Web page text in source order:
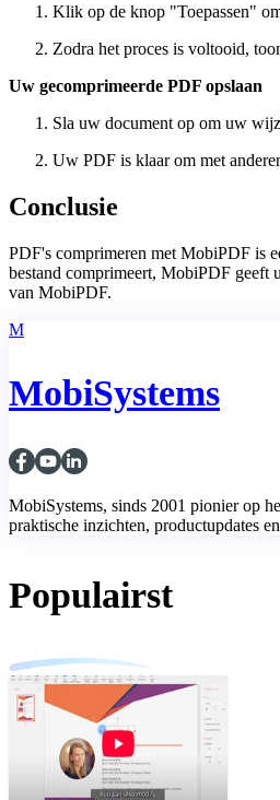
Klik op de knop "Toepassen"
Zodra het proces is voltooid,
Uw gecomprimeerde PDF opslaan
Sla uw document op om uw
Uw PDF is klaar om met
Conclusie
PDF's comprimeren met MobiPDF is
bestand comprimeert, MobiPDF geeft
van MobiPDF.
M
MobiSystems
MobiSystems, sinds 2001 pionier op
praktische inzichten, productupdates
Populairst